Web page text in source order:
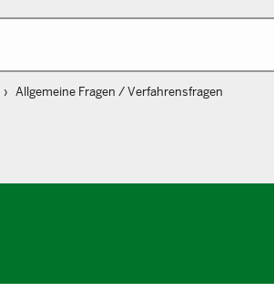
Allgemeine Fragen / Verfahrensfragen